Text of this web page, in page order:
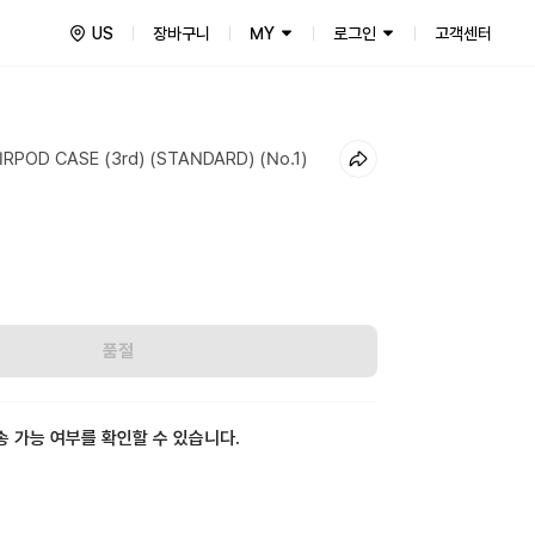
US 장바구니 MY 로그인 고객센터
CASE (3rd) (STANDARD) (No.1)
품절
가능 여부를 확인할 수 있습니다.